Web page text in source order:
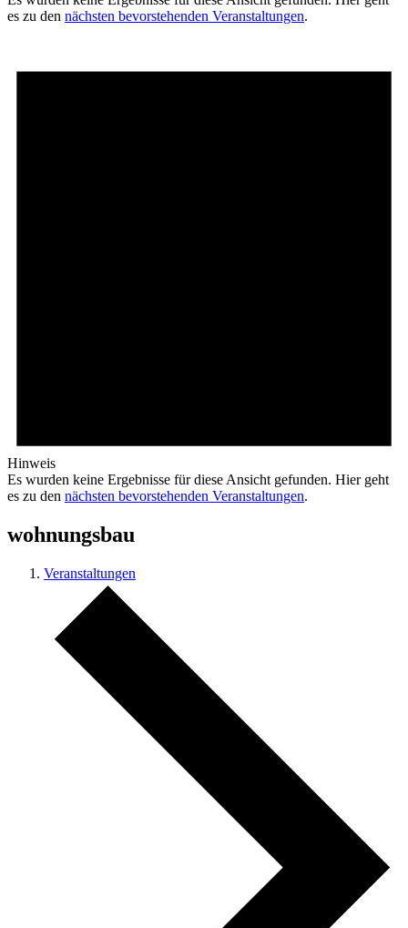
es zu den nächsten bevorstehenden Veranstaltungen.
Hinweis
Es wurden keine Ergebnisse für diese Ansicht gefunden. Hier geht
es zu den nächsten bevorstehenden Veranstaltungen.
wohnungsbau
Veranstaltungen